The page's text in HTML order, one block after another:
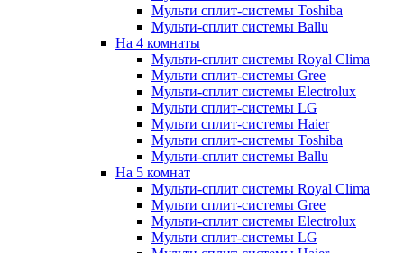
Мульти сплит-системы Toshiba
Мульти-сплит системы Ballu
На 4 комнаты
Мульти-сплит системы Royal Clima
Мульти сплит-системы Gree
Мульти-сплит системы Electrolux
Мульти сплит-системы LG
Мульти сплит-системы Haier
Мульти сплит-системы Toshiba
Мульти-сплит системы Ballu
На 5 комнат
Мульти-сплит системы Royal Clima
Мульти сплит-системы Gree
Мульти-сплит системы Electrolux
Мульти сплит-системы LG